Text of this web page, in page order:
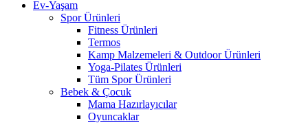
Ev-Yaşam
Spor Ürünleri
Fitness Ürünleri
Termos
Kamp Malzemeleri & Outdoor Ürünleri
Yoga-Pilates Ürünleri
Tüm Spor Ürünleri
Bebek & Çocuk
Mama Hazırlayıcılar
Oyuncaklar